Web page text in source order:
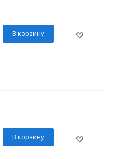
В корзину
В корзину